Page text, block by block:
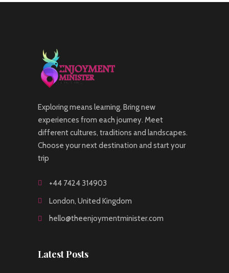
Exploring means learning. Bring new
experiences from each journey. Meet
different cultures, traditions and landscapes.
Choose your next destination and start your
trip
+44 7424 314903
London, United Kingdom
hello@theenjoymentminister.com
Latest Posts